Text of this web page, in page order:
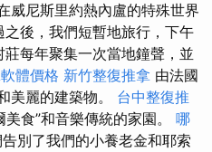
威尼斯里約熱內盧的特殊世界
後，我們短暫地旅行，下午
莊每年聚集一次當地鐘聲，並
體價格 新竹整復推拿 由法國
美麗的建築物。 台中整復推
食”和音樂傳統的家園。 哪
別了我們的小養老金和耶索